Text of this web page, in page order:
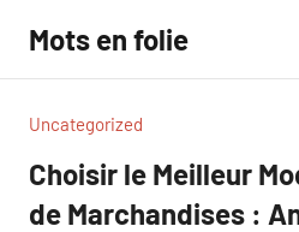
contenu
Mots en folie
Uncategorized
Choisir le Meilleur
de Marchandises :